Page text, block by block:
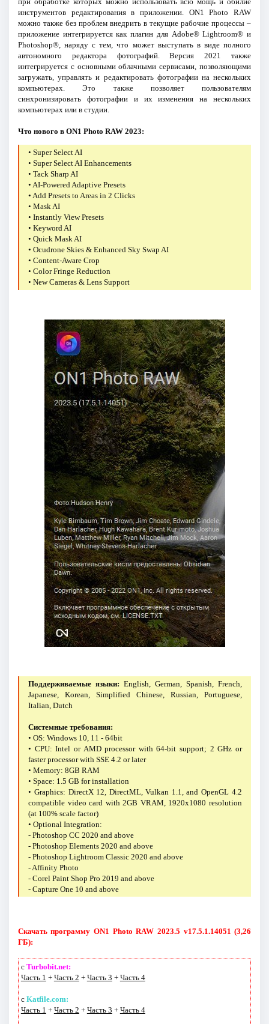
инструментов редактирования в приложении. ON1 Photo RAW
можно также без проблем внедрить в текущие рабочие процессы –
приложение интегрируется как плагин для Adobe® Lightroom® и
Photoshop®, наряду с тем, что может выступать в виде полного
автономного редактора фотографий. Версия 2021 также
интегрируется с основными облачными сервисами, позволяющими
загружать, управлять и редактировать фотографии на нескольких
компьютерах. Это также позволяет пользователям
синхронизировать фотографии и их изменения на нескольких
компьютерах или в студии.
Что нового в ON1 Photo RAW 2023:
• Super Select AI
• Super Select AI Enhancements
• Tack Sharp AI
• AI-Powered Adaptive Presets
• Add Presets to Areas in 2 Clicks
• Mask AI
• Instantly View Presets
• Keyword AI
• Quick Mask AI
• Ocudrone Skies & Enhanced Sky Swap AI
• Content-Aware Crop
• Color Fringe Reduction
• New Cameras & Lens Support
Поддерживаемые языки: English, German, Spanish, French,
Japanese, Korean, Simplified Chinese, Russian, Portuguese,
Italian, Dutch
Системные требования:
• OS: Windows 10, 11 - 64bit
• CPU: Intel or AMD processor with 64-bit support; 2 GHz or
faster processor with SSE 4.2 or later
• Memory: 8GB RAM
• Space: 1.5 GB for installation
• Graphics: DirectX 12, DirectML, Vulkan 1.1, and OpenGL 4.2
compatible video card with 2GB VRAM, 1920x1080 resolution
(at 100% scale factor)
• Optional Integration:
- Photoshop CC 2020 and above
- Photoshop Elements 2020 and above
- Photoshop Lightroom Classic 2020 and above
- Affinity Photo
- Corel Paint Shop Pro 2019 and above
- Capture One 10 and above
Скачать программу ON1 Photo RAW 2023.5 v17.5.1.14051 (3,26
ГБ):
с Turbobit.net:
Часть 1 + Часть 2 + Часть 3 + Часть 4
с Katfile.com:
Часть 1 + Часть 2 + Часть 3 + Часть 4